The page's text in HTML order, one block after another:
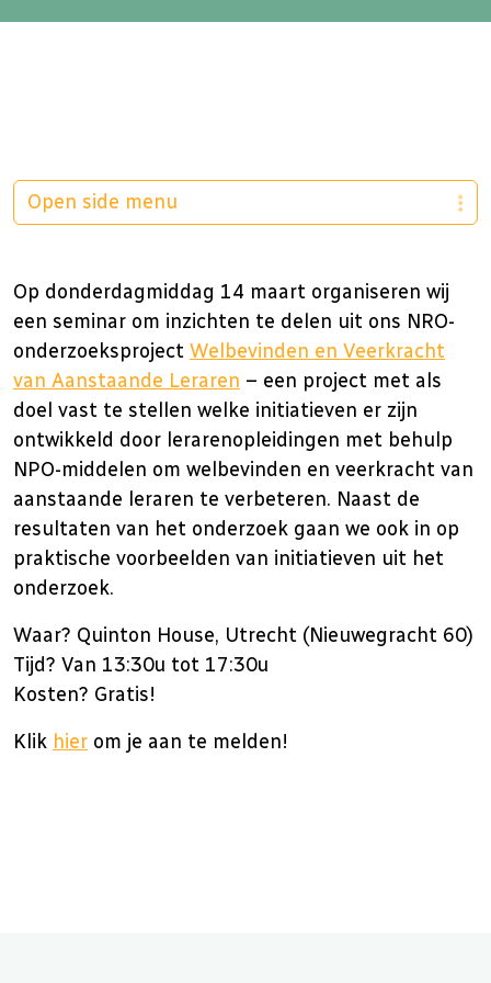
Op donderdagmiddag 14 maart organiseren wij
een seminar om inzichten te delen uit ons NRO-
onderzoeksproject Welbevinden en Veerkracht
van Aanstaande Leraren – een project met als
doel vast te stellen welke initiatieven er zijn
ontwikkeld door lerarenopleidingen met behulp
NPO-middelen om welbevinden en veerkracht van
aanstaande leraren te verbeteren. Naast de
resultaten van het onderzoek gaan we ook in op
praktische voorbeelden van initiatieven uit het
onderzoek.
Waar? Quinton House, Utrecht (Nieuwegracht 60)
Tijd? Van 13:30u tot 17:30u
Kosten? Gratis!
Klik hier om je aan te melden!
Open side menu